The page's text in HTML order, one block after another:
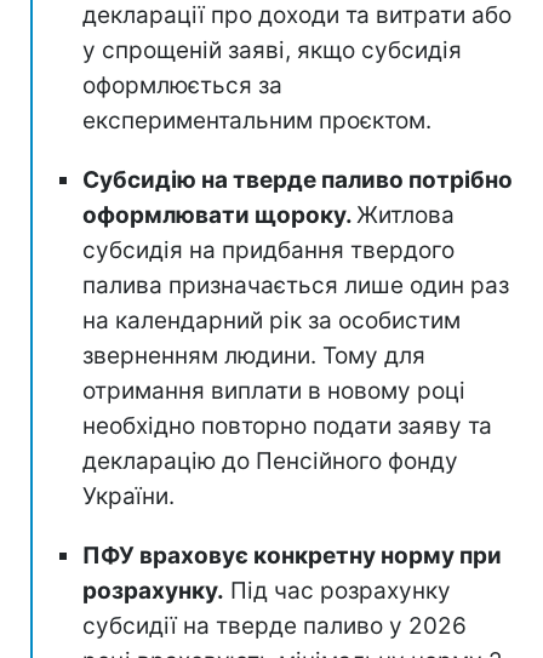
декларації про доходи та витрати або
у спрощеній заяві, якщо субсидія
оформлюється за
експериментальним проєктом.
Субсидію на тверде паливо потрібно
оформлювати щороку.Житлова
субсидія на придбання твердого
палива призначається лише один раз
на календарний рік за особистим
зверненням людини. Тому для
отримання виплати в новому році
необхідно повторно подати заяву та
декларацію до Пенсійного фонду
України.
ПФУ враховує конкретну норму при
розрахунку. Під час розрахунку
субсидії на тверде паливо у 2026